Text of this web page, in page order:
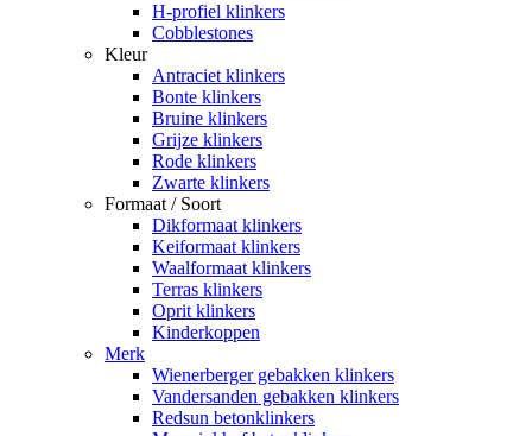
H-profiel klinkers
Cobblestones
Kleur
Antraciet klinkers
Bonte klinkers
Bruine klinkers
Grijze klinkers
Rode klinkers
Zwarte klinkers
Formaat / Soort
Dikformaat klinkers
Keiformaat klinkers
Waalformaat klinkers
Terras klinkers
Oprit klinkers
Kinderkoppen
Merk
Wienerberger gebakken klinkers
Vandersanden gebakken klinkers
Redsun betonklinkers